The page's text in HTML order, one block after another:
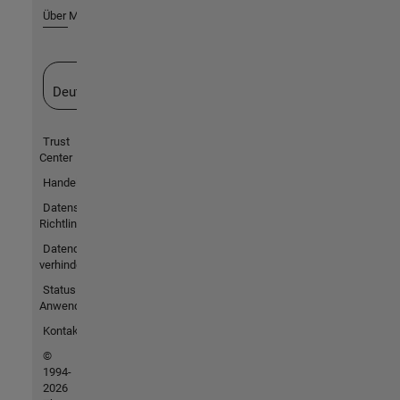
Über MathWorks
Deutschland
Trust
Center
Handelsmarken
Datenschutz-
Richtlinien
Datendiebstahl
verhindern
Status von
Anwendungen
Kontakt
©
1994-
2026